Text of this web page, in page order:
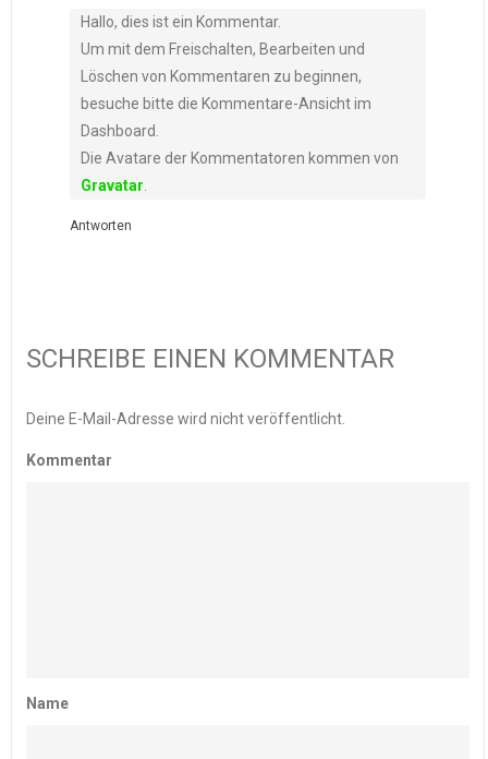
Hallo, dies ist ein Kommentar.
Um mit dem Freischalten, Bearbeiten und
Löschen von Kommentaren zu beginnen,
besuche bitte die Kommentare-Ansicht im
Dashboard.
Die Avatare der Kommentatoren kommen von
Gravatar
Antworten
SCHREIBE EINEN KOMMENTAR
Deine E-Mail-Adresse wird nicht veröffentlicht.
Kommentar
Name